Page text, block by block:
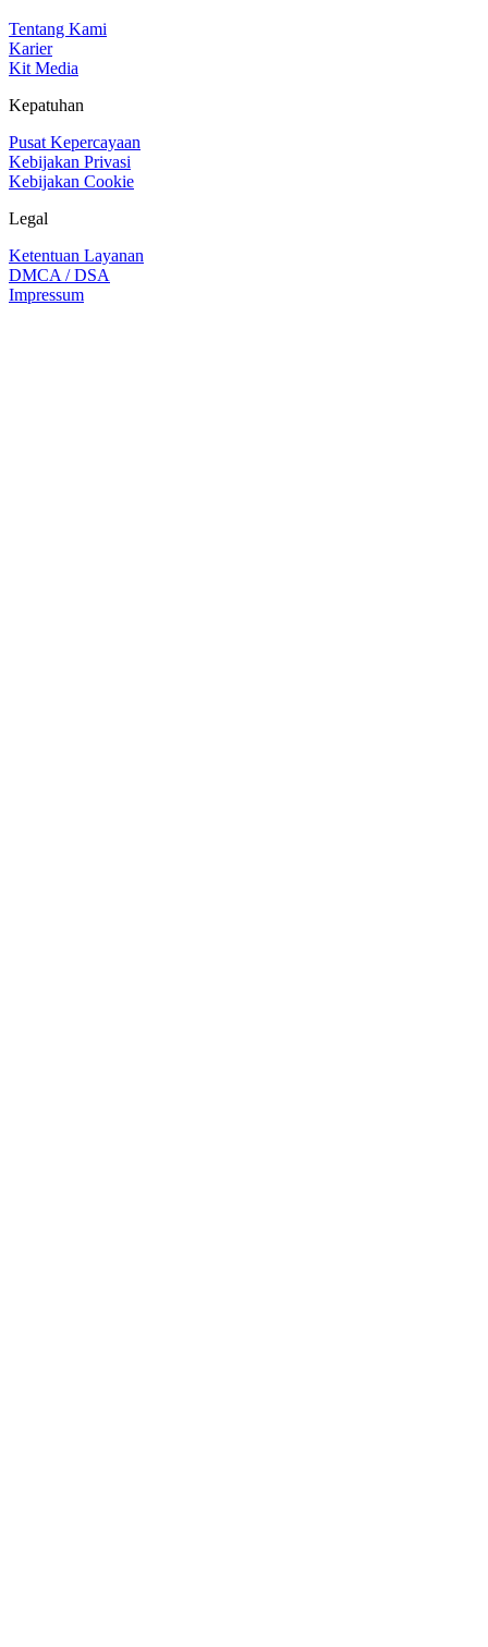
Tentang Kami
Karier
Kit Media
Kepatuhan
Pusat Kepercayaan
Kebijakan Privasi
Kebijakan Cookie
Legal
Ketentuan Layanan
DMCA / DSA
Impressum